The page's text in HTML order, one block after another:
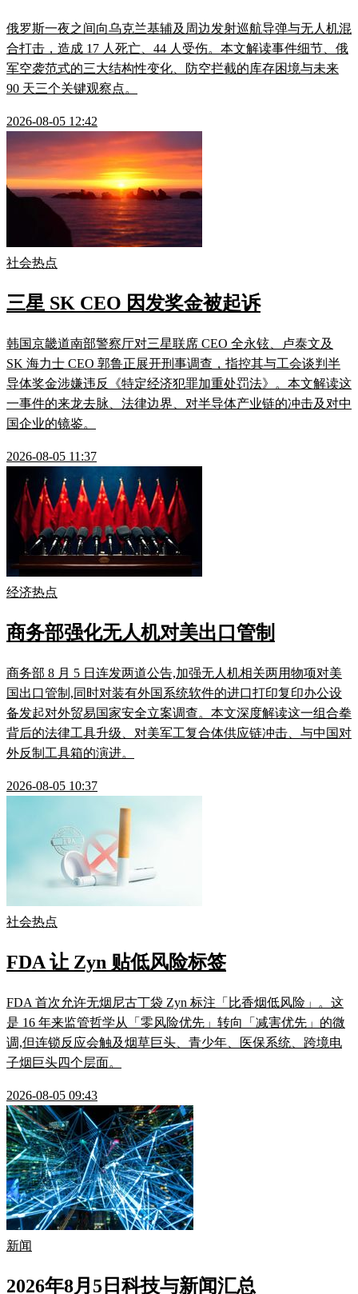
俄罗斯一夜之间向乌克兰基辅及周边发射巡航导弹与无人机混
合打击，造成 17 人死亡、44 人受伤。本文解读事件细节、俄
军空袭范式的三大结构性变化、防空拦截的库存困境与未来
90 天三个关键观察点。
2026-08-05 12:42
社会热点
三星 SK CEO 因发奖金被起诉
韩国京畿道南部警察厅对三星联席 CEO 全永铉、卢泰文及
SK 海力士 CEO 郭鲁正展开刑事调查，指控其与工会谈判半
导体奖金涉嫌违反《特定经济犯罪加重处罚法》。本文解读这
一事件的来龙去脉、法律边界、对半导体产业链的冲击及对中
国企业的镜鉴。
2026-08-05 11:37
经济热点
商务部强化无人机对美出口管制
商务部 8 月 5 日连发两道公告,加强无人机相关两用物项对美
国出口管制,同时对装有外国系统软件的进口打印复印办公设
备发起对外贸易国家安全立案调查。本文深度解读这一组合拳
背后的法律工具升级、对美军工复合体供应链冲击、与中国对
外反制工具箱的演进。
2026-08-05 10:37
社会热点
FDA 让 Zyn 贴低风险标签
FDA 首次允许无烟尼古丁袋 Zyn 标注「比香烟低风险」。这
是 16 年来监管哲学从「零风险优先」转向「减害优先」的微
调,但连锁反应会触及烟草巨头、青少年、医保系统、跨境电
子烟巨头四个层面。
2026-08-05 09:43
新闻
2026年8月5日科技与新闻汇总